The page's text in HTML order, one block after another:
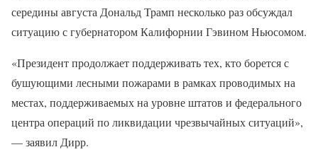
середины августа Дональд Трамп несколько раз обсуждал
ситуацию с губернатором Калифорнии Гэвином Ньюсомом.
«Президент продолжает поддерживать тех, кто борется с
бушующими лесными пожарами в рамках проводимых на
местах, поддерживаемых на уровне штатов и федерального
центра операций по ликвидации чрезвычайных ситуаций»,
— заявил Дирр.